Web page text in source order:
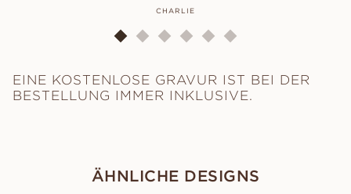
CHARLIE
EINE KOSTENLOSE GRAVUR IST BEI DER
BESTELLUNG IMMER INKLUSIVE.
ÄHNLICHE DESIGNS